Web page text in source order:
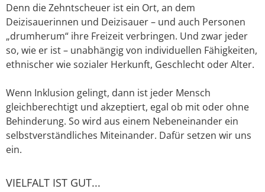
Denn die Zehntscheuer ist ein Ort, an dem
Deizisauerinnen und Deizisauer – und auch Personen
„drumherum“ ihre Freizeit verbringen. Und zwar jeder
so, wie er ist – unabhängig von individuellen Fähigkeiten,
ethnischer wie sozialer Herkunft, Geschlecht oder Alter.
Wenn Inklusion gelingt, dann ist jeder Mensch
gleichberechtigt und akzeptiert, egal ob mit oder ohne
Behinderung. So wird aus einem Nebeneinander ein
selbstverständliches Miteinander. Dafür setzen wir uns
ein.
VIELFALT IST GUT...